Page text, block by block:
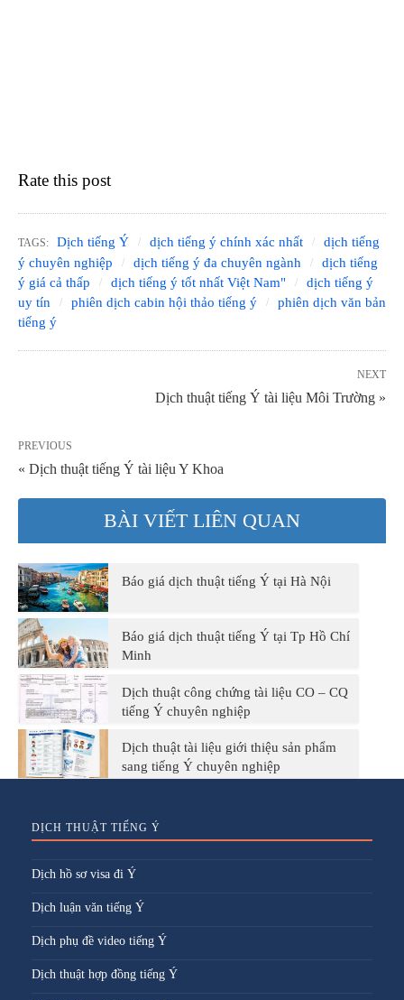
Rate this post
TAGS: Dịch tiếng Ý dịch tiếng ý chính xác nhất
dịch tiếng
ý chuyên nghiệp
dịch tiếng ý đa chuyên ngành
dịch tiếng
ý giá cả thấp
dịch tiếng ý tốt nhất Việt Nam"
dịch tiếng ý
uy tín
phiên dịch cabin hội thảo tiếng ý
phiên dịch văn bản
tiếng ý
NEXT
Dịch thuật tiếng Ý tài liệu Môi Trường »
PREVIOUS
« Dịch thuật tiếng Ý tài liệu Y Khoa
BÀI VIẾT LIÊN QUAN
Báo giá dịch thuật tiếng Ý tại Hà Nội
Báo giá dịch thuật tiếng Ý tại Tp Hồ Chí
Minh
Dịch thuật công chứng tài liệu CO – CQ
tiếng Ý chuyên nghiệp
Dịch thuật tài liệu giới thiệu sản phẩm
sang tiếng Ý chuyên nghiệp
DỊCH THUẬT TIẾNG Ý
Dịch hồ sơ visa đi Ý
Dịch luận văn tiếng Ý
Dịch phụ đề video tiếng Ý
Dịch thuật hợp đồng tiếng Ý